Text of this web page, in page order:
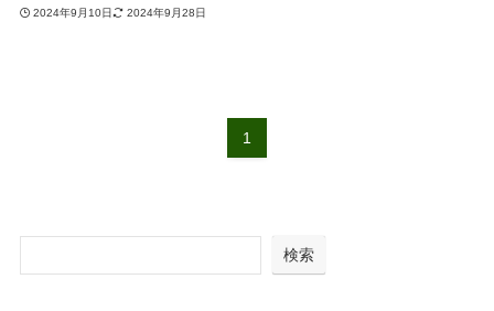
2024年9月10日 2024年9月28日
1
検索